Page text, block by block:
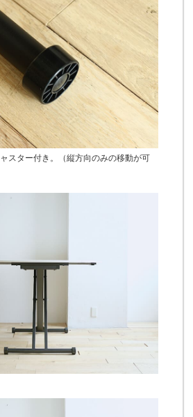
スター付き。（縦方向のみの移動が可